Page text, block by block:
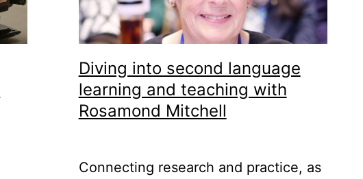
Diving into second language
learning and teaching with
Rosamond Mitchell
Connecting research and practice, as